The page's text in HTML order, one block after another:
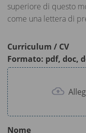
superiore di questo
come una lettera di
Curriculum / CV
Formato: pdf, doc,
Nome